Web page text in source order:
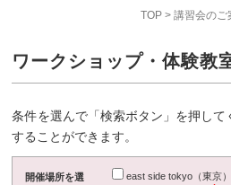
TOP> 講習会のご
ワークショップ・体験教
条件を選んで「検索ボタン」を押し
することができます。
開催場所を選
east side tokyo（東京）